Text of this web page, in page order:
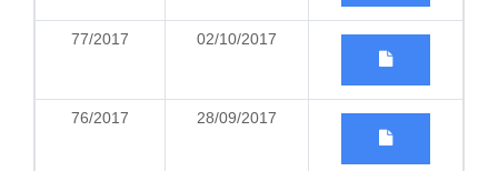
77/2017 02/10/2017
76/2017 28/09/2017